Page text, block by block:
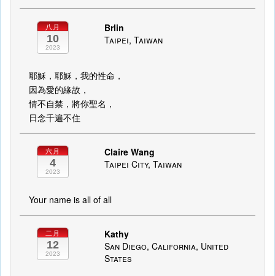
八月
10
2023
Brlin
Taipei, Taiwan
耶穌，耶穌，我的性命，
因為愛的緣故，
情不自禁，將你聖名，
日念千遍不住
六月
4
2023
Claire Wang
Taipei City, Taiwan
Your name is all of all
二月
12
2023
Kathy
San Diego, California, United
States